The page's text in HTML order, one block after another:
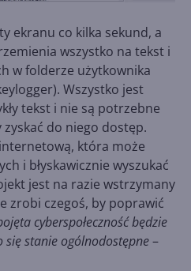
ekranu co kilka sekund, a
wszystko na tekst i
w folderze użytkownika
Wszystko jest
tekst i nie są potrzebne
do niego dostęp.
która może
i błyskawicznie wyszukać
jest na razie wstrzymany
zrobi czegoś, by poprawić
cyberspołeczność będzie
się stanie ogólnodostępne–